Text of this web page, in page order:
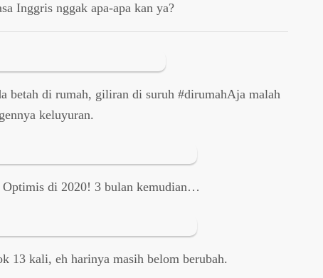
Inggris nggak apa-apa kan ya?
betah di rumah, giliran di suruh #dirumahAja malah
keluyuran.
Optimis di 2020! 3 bulan kemudian…
13 kali, eh harinya masih belom berubah.